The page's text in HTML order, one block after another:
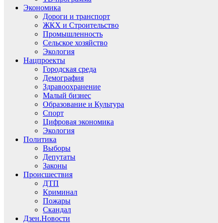
Экономика
Дороги и транспорт
ЖКХ и Строительство
Промышленность
Сельское хозяйство
Экология
Нацпроекты
Городская среда
Демография
Здравоохранение
Малый бизнес
Образование и Культура
Спорт
Цифровая экономика
Экология
Политика
Выборы
Депутаты
Законы
Происшествия
ДТП
Криминал
Пожары
Скандал
Дзен.Новости